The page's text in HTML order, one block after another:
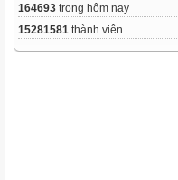
164693 trong hôm nay
15281581 thành viên